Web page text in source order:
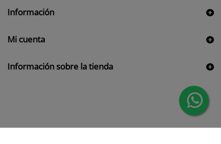
Información
Mi cuenta
Información sobre la tienda